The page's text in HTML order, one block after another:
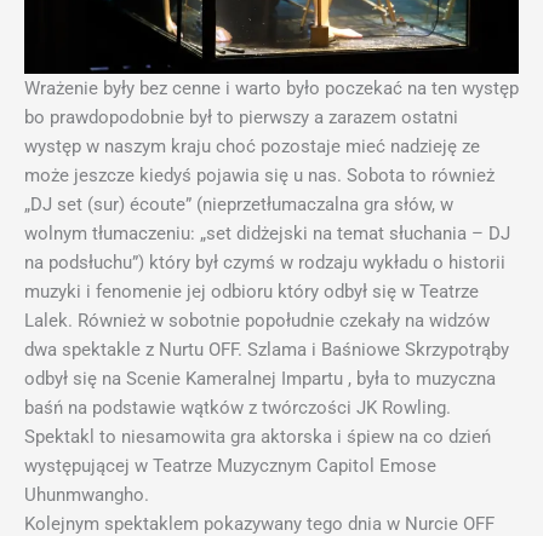
Wrażenie były bez cenne i warto było poczekać na ten występ
bo prawdopodobnie był to pierwszy a zarazem ostatni
występ w naszym kraju choć pozostaje mieć nadzieję ze
może jeszcze kiedyś pojawia się u nas. Sobota to również
„DJ set (sur) écoute” (nieprzetłumaczalna gra słów, w
wolnym tłumaczeniu: „set didżejski na temat słuchania – DJ
na podsłuchu”) który był czymś w rodzaju wykładu o historii
muzyki i fenomenie jej odbioru który odbył się w Teatrze
Lalek. Również w sobotnie popołudnie czekały na widzów
dwa spektakle z Nurtu OFF. Szlama i Baśniowe Skrzypotrąby
odbył się na Scenie Kameralnej Impartu , była to muzyczna
baśń na podstawie wątków z twórczości JK Rowling.
Spektakl to niesamowita gra aktorska i śpiew na co dzień
występującej w Teatrze Muzycznym Capitol Emose
Uhunmwangho.
Kolejnym spektaklem pokazywany tego dnia w Nurcie OFF